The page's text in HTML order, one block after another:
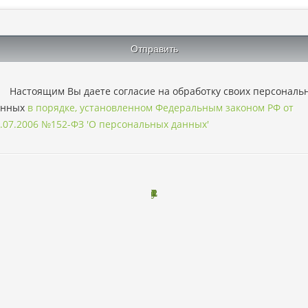
Настоящим Вы даете согласие на обработку своих
в порядке, установленном Федеральным законом РФ от
№152-ФЗ 'О персональных данных'
P
o
r
t
n
o
v
L
a
b
o
r
a
t
o
r
y
.
r
u
2
0
1
3
-
2
0
2
6